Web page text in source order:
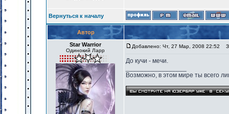
Вернуться к началу
Автор
Star Warrior
Одинокий Ларр
Добавлено: Чт, 27 Мар, 2008 22:52
До кучи - мечи.
Возможно, в этом мире ты всего